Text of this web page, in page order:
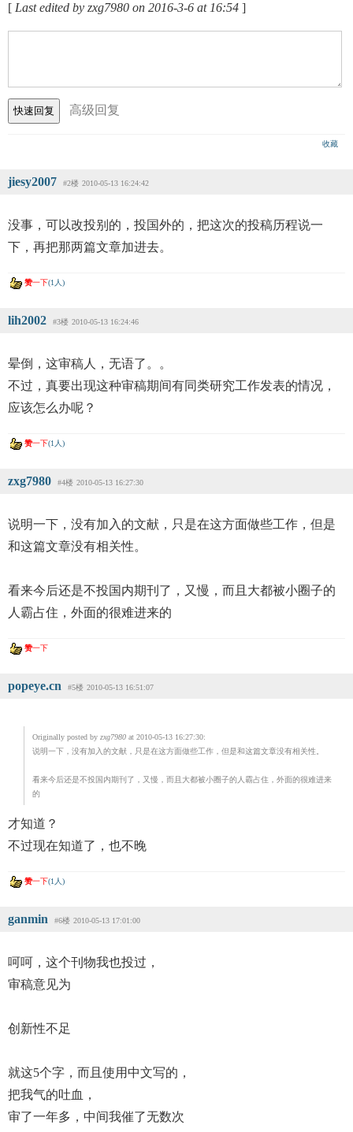
[ Last edited by zxg7980 on 2016-3-6 at 16:54 ]
高级回复
收藏
jiesy2007 #2楼 2010-05-13 16:24:42
没事，可以改投别的，投国外的，把这次的投稿历程说一
下，再把那两篇文章加进去。
赞一下(1人)
lih2002 #3楼 2010-05-13 16:24:46
晕倒，这审稿人，无语了。。
不过，真要出现这种审稿期间有同类研究工作发表的情况，
应该怎么办呢？
赞一下(1人)
zxg7980 #4楼 2010-05-13 16:27:30
说明一下，没有加入的文献，只是在这方面做些工作，但是
和这篇文章没有相关性。
看来今后还是不投国内期刊了，又慢，而且大都被小圈子的
人霸占住，外面的很难进来的
赞一下
popeye.cn #5楼 2010-05-13 16:51:07
Originally posted by zxg7980 at 2010-05-13 16:27:30:
说明一下，没有加入的文献，只是在这方面做些工作，但是和这篇文章没有相关性。
看来今后还是不投国内期刊了，又慢，而且大都被小圈子的人霸占住，外面的很难进来
的
才知道？
不过现在知道了，也不晚
赞一下(1人)
ganmin #6楼 2010-05-13 17:01:00
呵呵，这个刊物我也投过，
审稿意见为
创新性不足
就这5个字，而且使用中文写的，
把我气的吐血，
审了一年多，中间我催了无数次